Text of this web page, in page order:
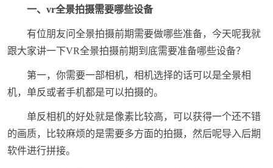
一、vr全景拍摄需要哪些设备
有位朋友问全景拍摄前期需要做哪些准备，今天呢我就
跟大家讲一下VR全景拍摄前期到底需要准备哪些设备？
第一，你需要一部相机，相机选择的话可以是全景相
机，单反或者手机都是可以拍摄的。
单反相机的好处就是像素比较高，可以获得一个还不错
的画质，比较麻烦的是需要多方面的拍摄，然后呢导入后期
软件进行拼接。